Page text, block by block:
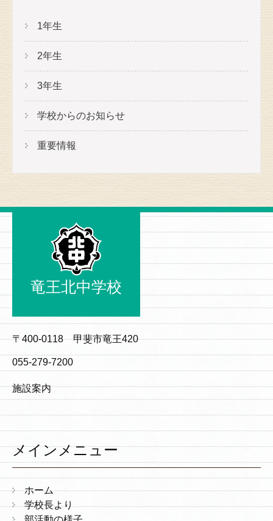
1年生
2年生
3年生
学校からのお知らせ
重要情報
竜王北中学校
〒400-0118 甲斐市竜王420
055-279-7200
施設案内
メインメニュー
ホーム
学校長より